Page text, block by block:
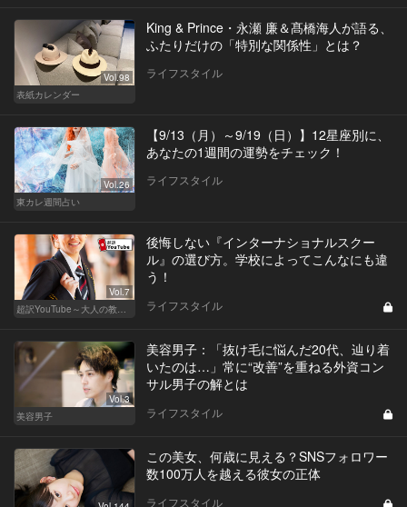
Vol.98
表紙カレンダー
King & Prince・永瀬 廉＆髙橋海人が語る、
ふたりだけの「特別な関係性」とは？
ライフスタイル
Vol.26
東カレ週間占い
【9/13（月）～9/19（日）】12星座別に、
あなたの1週間の運勢をチェック！
ライフスタイル
Vol.7
後悔しない『インターナショナルスクー
ル』の選び方。学校によってこんなにも違
う！
ライフスタイル
Vol.3
美容男子
美容男子：「抜け毛に悩んだ20代、辿り着
いたのは…」常に“改善”を重ねる外資コン
サル男子の解とは
ライフスタイル
この美女、何歳に見える？SNSフォロワー
数100万人を越える彼女の正体
ライフスタイル